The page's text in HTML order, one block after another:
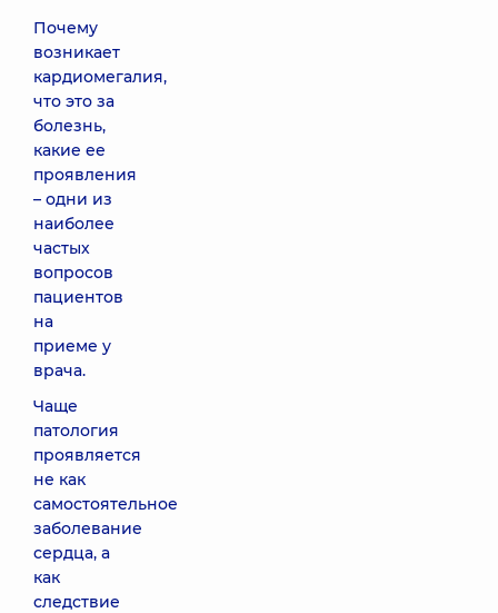
Почему
возникает
кардиомегалия,
что это за
болезнь,
какие ее
проявления
– одни из
наиболее
частых
вопросов
пациентов
на
приеме у
врача.
Чаще
патология
проявляется
не как
самостоятельное
заболевание
сердца, а
как
следствие